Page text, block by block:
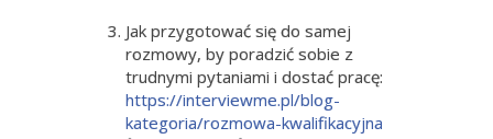
Jak przygotować się do samej
rozmowy, by poradzić sobie z
trudnymi pytaniami i dostać pracę:
https://interviewme.pl/blog-
kategoria/rozmowa-kwalifikacyjna